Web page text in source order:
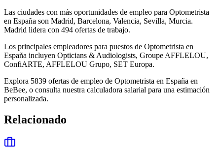
Las ciudades con más oportunidades de empleo para Optometrista
en España son Madrid, Barcelona, Valencia, Sevilla, Murcia.
Madrid lidera con 494 ofertas de trabajo.
Los principales empleadores para puestos de Optometrista en
España incluyen Opticians & Audiologists, Groupe AFFLELOU,
ConfiARTE, AFFLELOU Grupo, SET Europa.
Explora 5839 ofertas de empleo de Optometrista en España en
BeBee, o consulta nuestra calculadora salarial para una estimación
personalizada.
Relacionado